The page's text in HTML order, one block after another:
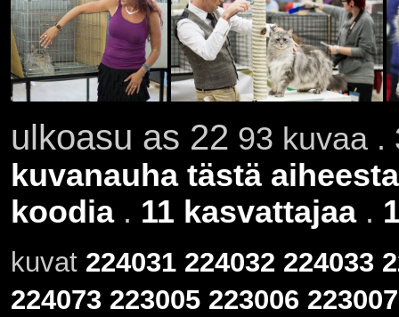
ulkoasu as 22 93 kuvaa .
kuvanauha tästä aiheesta
koodia. 11 kasvattajaa.
kuvat 224031 224032 224033
224073 223005 223006 223007